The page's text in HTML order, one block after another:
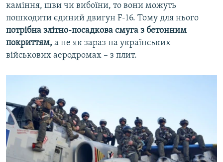
каміння, шви чи вибоїни, то вони можуть
пошкодити єдиний двигун F-16. Тому для нього
потрібна злітно-посадкова смуга з бетонним
покриттям, а не як зараз на українських
військових аеродромах – з плит.